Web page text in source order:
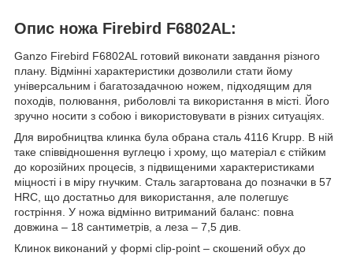
Опис ножа Firebird F6802AL:
Ganzo Firebird F6802AL готовий виконати завдання різного
плану. Відмінні характеристики дозволили стати йому
універсальним і багатозадачною ножем, підходящим для
походів, полювання, риболовлі та використання в місті. Його
зручно носити з собою і використовувати в різних ситуаціях.
Для виробництва клинка була обрана сталь 4116 Krupp. В ній
таке співвідношення вуглецю і хрому, що матеріал є стійким
до корозійних процесів, з підвищеними характеристиками
міцності і в міру гнучким. Сталь загартована до позначки в 57
HRC, що достатньо для використання, але полегшує
гостріння. У ножа відмінно витриманий баланс: повна
довжина – 18 сантиметрів, а леза – 7,5 див.
Клинок виконаний у формі clip-point – скошений обух до